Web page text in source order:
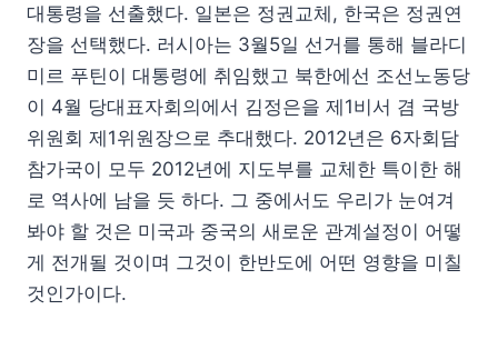
대통령을 선출했다. 일본은 정권교체, 한국은 정권연
장을 선택했다. 러시아는 3월5일 선거를 통해 블라디
미르 푸틴이 대통령에 취임했고 북한에선 조선노동당
이 4월 당대표자회의에서 김정은을 제1비서 겸 국방
위원회 제1위원장으로 추대했다. 2012년은 6자회담
참가국이 모두 2012년에 지도부를 교체한 특이한 해
로 역사에 남을 듯 하다. 그 중에서도 우리가 눈여겨
봐야 할 것은 미국과 중국의 새로운 관계설정이 어떻
게 전개될 것이며 그것이 한반도에 어떤 영향을 미칠
것인가이다.